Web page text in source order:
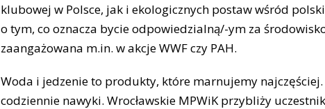
klubowej w Polsce, jak i ekologicznych postaw wśród
o tym, co oznacza bycie odpowiedzialną/-ym za
zaangażowana m.in. w akcje WWF czy PAH.
Woda i jedzenie to produkty, które marnujemy
codziennie nawyki. Wrocławskie MPWiK przybliży